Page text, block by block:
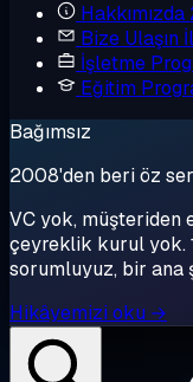
Hakkımızda
Bize Ulaşın
İşletme
Eğitim
Bağımsız
2008'den beri öz
VC yok, müşteriden
çeyreklik kurul yok.
sorumluyuz, bir ana
Hikâyemizi oku →